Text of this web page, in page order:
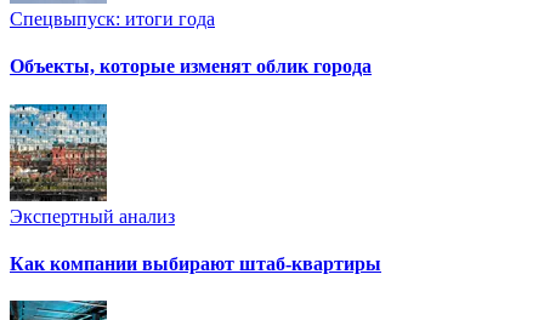
Спецвыпуск: итоги года
Объекты, которые изменят облик города
Экспертный анализ
Как компании выбирают штаб-квартиры